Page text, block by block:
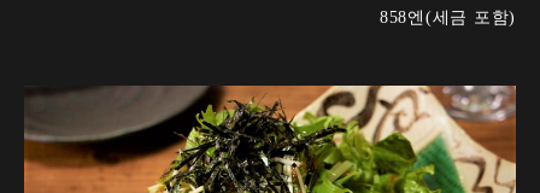
858엔(세금 포함)